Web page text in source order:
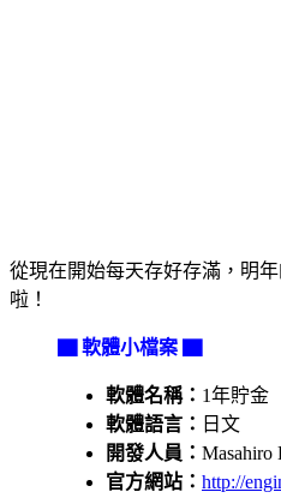
從現在開始每天存好存滿，明
啦！
▇ 軟體小檔案 ▇
軟體名稱： 1年貯金
軟體語言： 日文
開發人員： Masahiro
官方網站： http://